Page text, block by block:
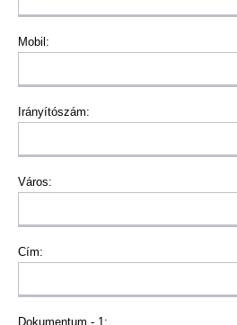
Mobil:
Irányítószám:
Város:
Cím:
Dokumentum - 1: